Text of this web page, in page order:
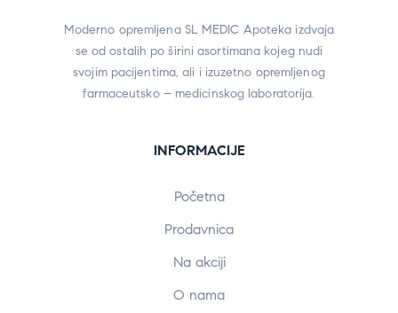
Moderno opremljena SL MEDIC Apoteka izdvaja
se od ostalih po širini asortimana kojeg nudi
svojim pacijentima, ali i izuzetno opremljenog
farmaceutsko – medicinskog laboratorija.
INFORMACIJE
Početna
Prodavnica
Na akciji
O nama